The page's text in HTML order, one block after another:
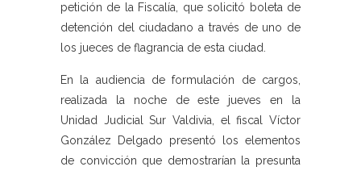
petición de la Fiscalía, que solicitó boleta de
detención del ciudadano a través de uno de
los jueces de flagrancia de esta ciudad.
En la audiencia de formulación de cargos,
realizada la noche de este jueves en la
Unidad Judicial Sur Valdivia, el fiscal Víctor
González Delgado presentó los elementos
de convicción que demostrarían la presunta